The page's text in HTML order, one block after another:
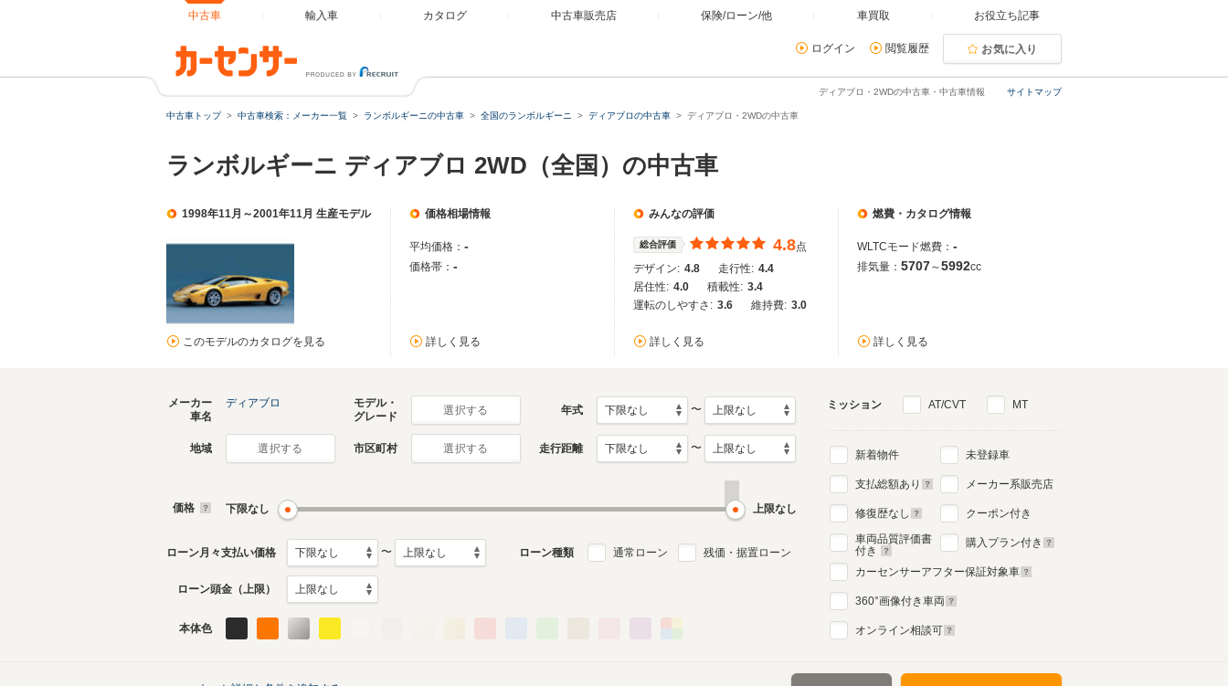
中古車 輸入車 カタログ 中古車販売店 保険/ローン/他 車買取 お役立ち記事
ログイン 閲覧履歴 お気に入り
サイトマップ
ディアブロ・2WDの中古車・中古車情報
中古車トップ 中古車検索：メーカー一覧 ランボルギーニの中古車 全国のランボルギーニ ディアブロの中古車 ディアブロ・2WDの中古車
ランボルギーニ ディアブロ 2WD（全国）の中古車
1998年11月～2001年11月 生産モデル
このモデルのカタログを見る
価格相場情報
平均価格： -
価格帯： -
詳しく見る
みんなの評価
総合評価 4.8点
デザイン: 4.8 走行性: 4.4
居住性: 4.0 積載性: 3.4
運転のしやすさ: 3.6 維持費: 3.0
詳しく見る
燃費・カタログ情報
WLTCモード燃費： -
排気量： 5707～5992cc
詳しく見る
メーカー
車名
ディアブロ
モデル・
グレード
選択する 年式 〜
地域 選択する 市区町村 選択する 走行距離 〜
価格 下限なし 上限なし
ローン月々支払い価格 〜 ローン種類 通常ローン 残価・据置ローン
ローン頭金（上限）
本体色
ミッション AT/CVT MT
新着物件
支払総額あり
修復歴なし
車両品質評価書
付き
未登録車
メーカー系販売店
クーポン付き
購入プラン付き
カーセンサーアフター保証対象車
360°画像付き車両
オンライン相談可